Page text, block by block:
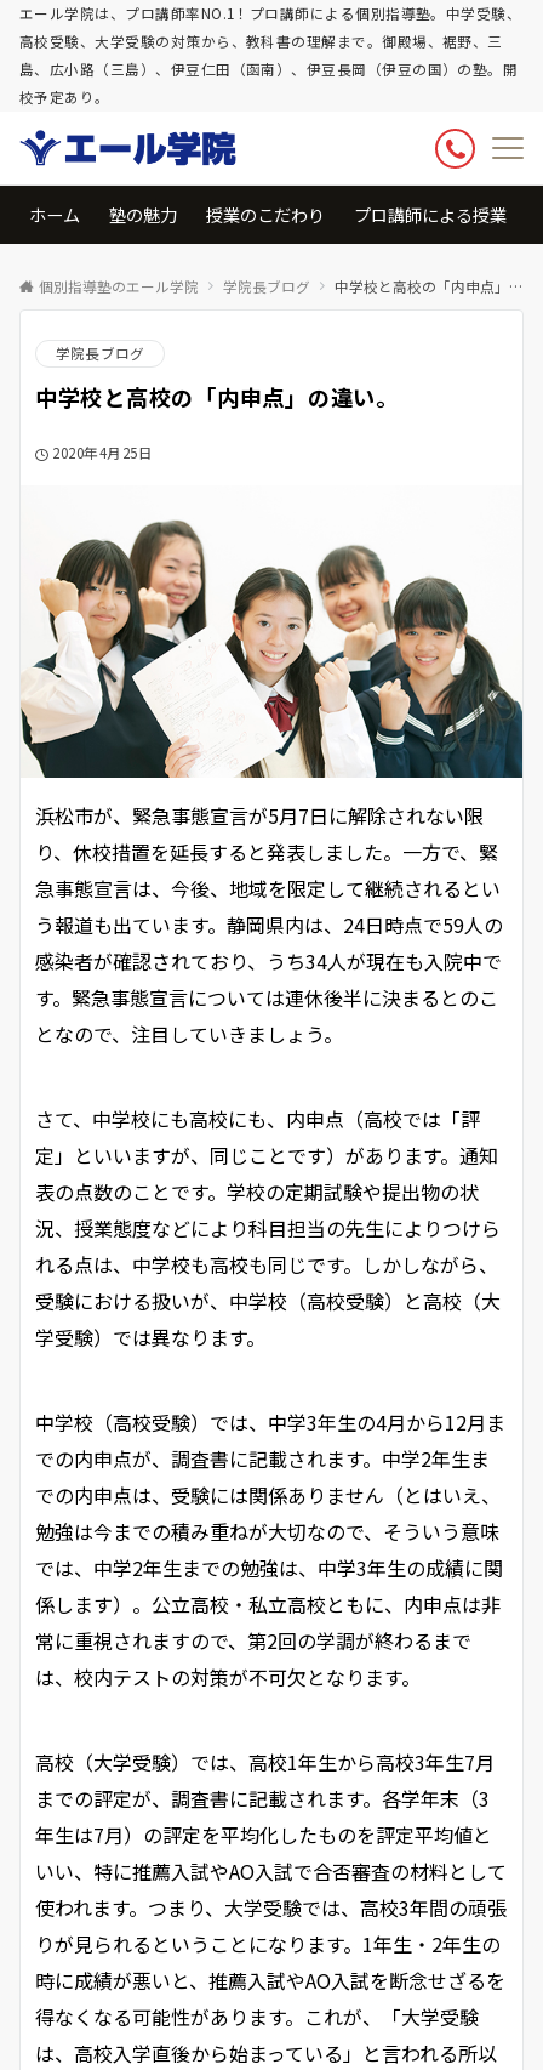
エール学院は、プロ講師率NO.1！プロ講師による個別指導塾。中学受験、
高校受験、大学受験の対策から、教科書の理解まで。御殿場、裾野、三
島、広小路（三島）、伊豆仁田（函南）、伊豆長岡（伊豆の国）の塾。開
校予定あり。
ホーム 塾の魅力 授業のこだわり プロ講師による授業
個別指導塾のエール学院 学院長ブログ 中学校と高校の「内申点」の違い。
学院長ブログ
中学校と高校の「内申点」の違い。
2020年4月25日
浜松市が、緊急事態宣言が5月7日に解除されない限
り、休校措置を延長すると発表しました。一方で、緊
急事態宣言は、今後、地域を限定して継続されるとい
う報道も出ています。静岡県内は、24日時点で59人の
感染者が確認されており、うち34人が現在も入院中で
す。緊急事態宣言については連休後半に決まるとのこ
となので、注目していきましょう。
さて、中学校にも高校にも、内申点（高校では「評
定」といいますが、同じことです）があります。通知
表の点数のことです。学校の定期試験や提出物の状
況、授業態度などにより科目担当の先生によりつけら
れる点は、中学校も高校も同じです。しかしながら、
受験における扱いが、中学校（高校受験）と高校（大
学受験）では異なります。
中学校（高校受験）では、中学3年生の4月から12月ま
での内申点が、調査書に記載されます。中学2年生ま
での内申点は、受験には関係ありません（とはいえ、
勉強は今までの積み重ねが大切なので、そういう意味
では、中学2年生までの勉強は、中学3年生の成績に関
係します）。公立高校・私立高校ともに、内申点は非
常に重視されますので、第2回の学調が終わるまで
は、校内テストの対策が不可欠となります。
高校（大学受験）では、高校1年生から高校3年生7月
までの評定が、調査書に記載されます。各学年末（3
年生は7月）の評定を平均化したものを評定平均値と
いい、特に推薦入試やAO入試で合否審査の材料として
使われます。つまり、大学受験では、高校3年間の頑張
りが見られるということになります。1年生・2年生の
時に成績が悪いと、推薦入試やAO入試を断念せざるを
得なくなる可能性があります。これが、「大学受験
は、高校入学直後から始まっている」と言われる所以